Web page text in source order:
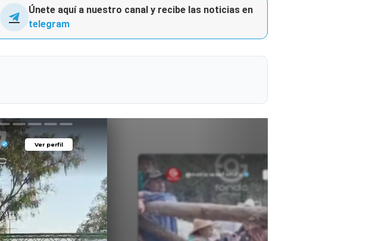
Únete aquí a nuestro canal y recibe las noticias en
telegram
Ver perfil
Ver perfil
@noticiasafondo